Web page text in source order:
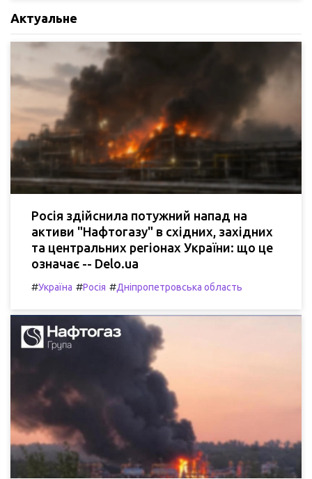
Актуальне
Росія здійснила потужний напад на
активи "Нафтогазу" в східних, західних
та центральних регіонах України: що це
означає -- Delo.ua
#Україна #Росія #Дніпропетровська область